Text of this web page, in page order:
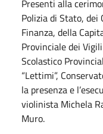
Presenti alla
Polizia di Stato, dei
Finanza, della
Provinciale dei
Scolastico
“Lettimi”,
la presenza e
violinista Michela
Muro.